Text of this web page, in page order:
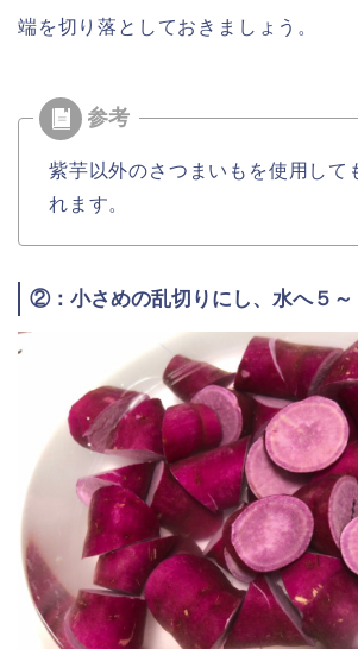
端を切り落としておきましょう。
紫芋以外のさつまいもを使用して
れます。
②：小さめの乱切りにし、水へ５～